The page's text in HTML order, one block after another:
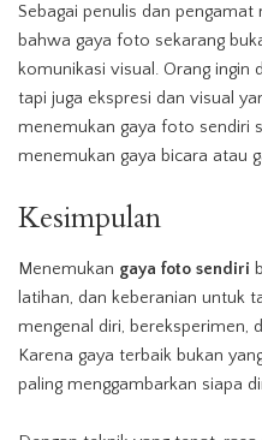
Sebagai penulis dan
bahwa gaya foto sekarang
komunikasi visual. Orang ingin
tapi juga ekspresi dan visual
menemukan gaya foto sendiri
menemukan gaya bicara atau
Kesimpulan
Menemukan gaya foto sendiri
latihan, dan keberanian untuk
mengenal diri, bereksperimen,
Karena gaya terbaik bukan
paling menggambarkan siapa